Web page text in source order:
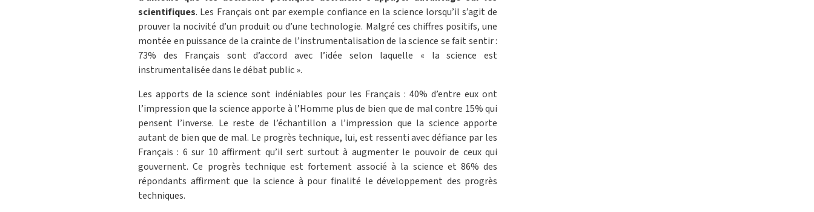
scientifiques. Les Français ont par exemple confiance en la science lorsqu’il s’agit de
prouver la nocivité d’un produit ou d’une technologie. Malgré ces chiffres positifs, une
montée en puissance de la crainte de l’instrumentalisation de la science se fait sentir :
73% des Français sont d’accord avec l’idée selon laquelle « la science est
instrumentalisée dans le débat public ».
Les apports de la science sont indéniables pour les Français : 40% d’entre eux ont
l’impression que la science apporte à l’Homme plus de bien que de mal contre 15% qui
pensent l’inverse. Le reste de l’échantillon a l’impression que la science apporte
autant de bien que de mal. Le progrès technique, lui, est ressenti avec défiance par les
Français : 6 sur 10 affirment qu’il sert surtout à augmenter le pouvoir de ceux qui
gouvernent. Ce progrès technique est fortement associé à la science et 86% des
répondants affirment que la science à pour finalité le développement des progrès
techniques.